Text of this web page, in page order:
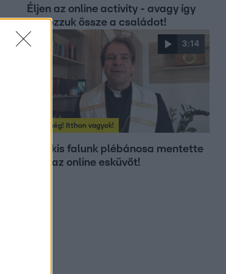
Éljen az online activity - avagy így
ne hozzuk össze a családot!
3:14
Segítség! Itthon vagyok!
A mi kis falunk plébánosa mentette
meg az online esküvőt!